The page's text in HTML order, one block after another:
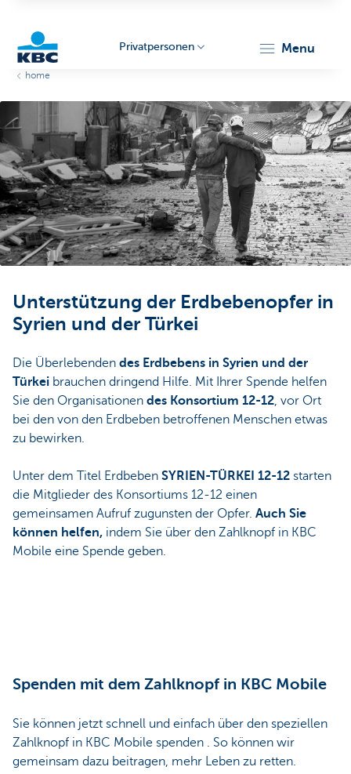
Particulieren
Privatpersonen menu
home
Unterstützung der Erdbebenopfer in
Syrien und der Türkei
Die Überlebenden des Erdbebens in Syrien und der
Türkei brauchen dringend Hilfe. Mit Ihrer Spende helfen
Sie den Organisationen des Konsortium 12-12, vor Ort
bei den von den Erdbeben betroffenen Menschen etwas
zu bewirken.
Unter dem Titel Erdbeben SYRIEN-TÜRKEI 12-12 starten
die Mitglieder des Konsortiums 12-12 einen
gemeinsamen Aufruf zugunsten der Opfer. Auch Sie
können helfen, indem Sie über den Zahlknopf in KBC
Mobile eine Spende geben.
Spenden mit dem Zahlknopf in KBC Mobile
Sie können jetzt schnell und einfach über den speziellen
Zahlknopf in KBC Mobile spenden . So können wir
gemeinsam dazu beitragen, mehr Leben zu retten.